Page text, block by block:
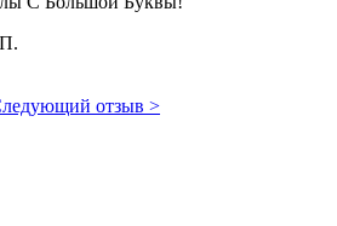
отзыв >